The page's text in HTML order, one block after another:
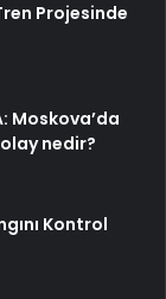
Projesinde
Moskova’da
nedir?
Kontrol